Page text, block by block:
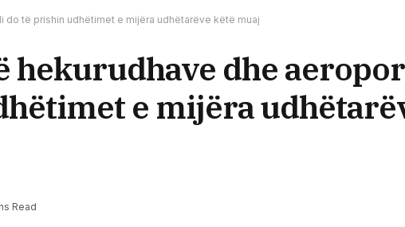
të prishin udhëtimet e mijëra udhëtarëve këtë muaj
hekurudhave dhe
e mijëra
Read